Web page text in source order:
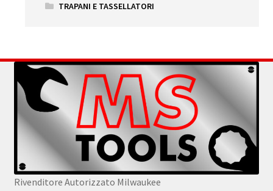
TRAPANI E TASSELLATORI
Rivenditore Autorizzato Milwaukee